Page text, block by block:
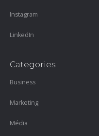
Instagram
LinkedIn
Categories
Business
Marketing
Média